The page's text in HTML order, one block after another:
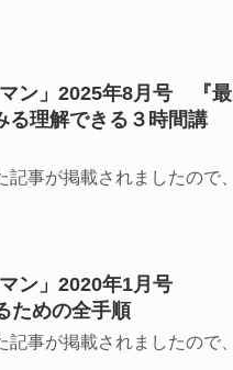
ン」2025年8月号 『最
る理解できる３時間講
事が掲載されましたので、
ン」2020年1月号
ための全手順
事が掲載されましたので、